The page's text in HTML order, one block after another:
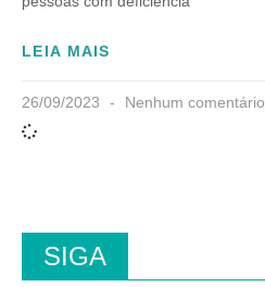
LEIA MAIS
26/09/2023 Nenhum comentário
SIGA